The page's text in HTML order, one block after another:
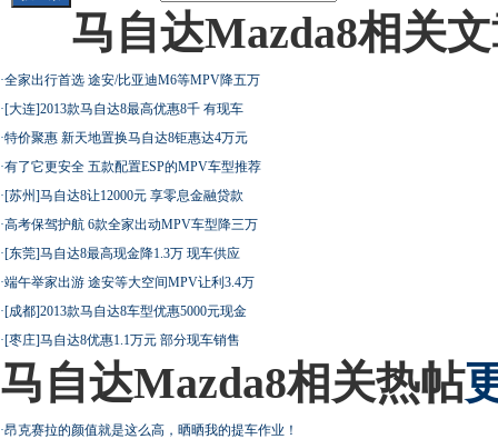
马自达Mazda8相关
·全家出行首选 途安/比亚迪M6等MPV降五万
·[大连]2013款马自达8最高优惠8千 有现车
·特价聚惠 新天地置换马自达8钜惠达4万元
·有了它更安全 五款配置ESP的MPV车型推荐
·[苏州]马自达8让12000元 享零息金融贷款
·高考保驾护航 6款全家出动MPV车型降三万
·[东莞]马自达8最高现金降1.3万 现车供应
·端午举家出游 途安等大空间MPV让利3.4万
·[成都]2013款马自达8车型优惠5000元现金
·[枣庄]马自达8优惠1.1万元 部分现车销售
马自达Mazda8相关热帖
·昂克赛拉的颜值就是这么高，晒晒我的提车作业！